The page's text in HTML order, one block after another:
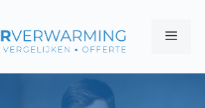
Menu